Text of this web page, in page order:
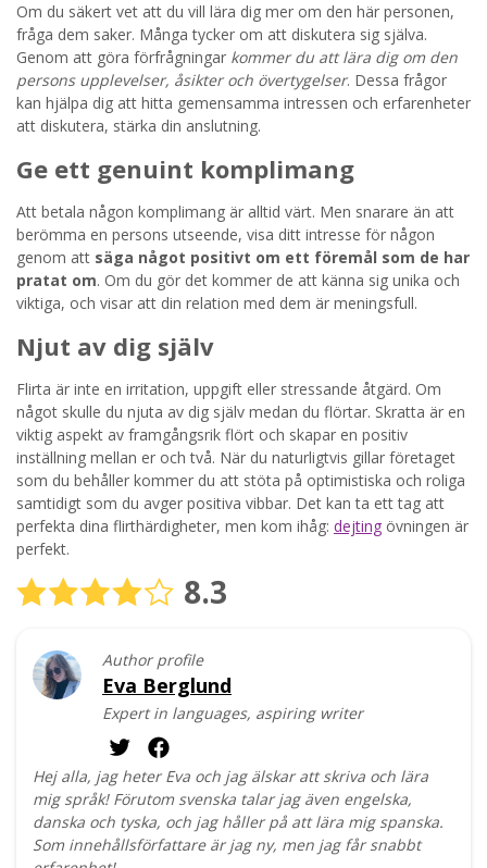
Om du säkert vet att du vill lära dig mer om den här personen,
fråga dem saker. Många tycker om att diskutera sig själva.
Genom att göra förfrågningar kommer du att lära dig om den
persons upplevelser, åsikter och övertygelser. Dessa frågor
kan hjälpa dig att hitta gemensamma intressen och erfarenheter
att diskutera, stärka din anslutning.
Ge ett genuint komplimang
Att betala någon komplimang är alltid värt. Men snarare än att
berömma en persons utseende, visa ditt intresse för någon
genom att säga något positivt om ett föremål som de har
pratat om. Om du gör det kommer de att känna sig unika och
viktiga, och visar att din relation med dem är meningsfull.
Njut av dig själv
Flirta är inte en irritation, uppgift eller stressande åtgärd. Om
något skulle du njuta av dig själv medan du flörtar. Skratta är en
viktig aspekt av framgångsrik flört och skapar en positiv
inställning mellan er och två. När du naturligtvis gillar företaget
som du behåller kommer du att stöta på optimistiska och roliga
samtidigt som du avger positiva vibbar. Det kan ta ett tag att
perfekta dina flirthärdigheter, men kom ihåg: dejting övningen är
perfekt.
8.3
Author profile
Eva Berglund
Expert in languages, aspiring writer
Hej alla, jag heter Eva och jag älskar att skriva och lära
mig språk! Förutom svenska talar jag även engelska,
danska och tyska, och jag håller på att lära mig spanska.
Som innehållsförfattare är jag ny, men jag får snabbt